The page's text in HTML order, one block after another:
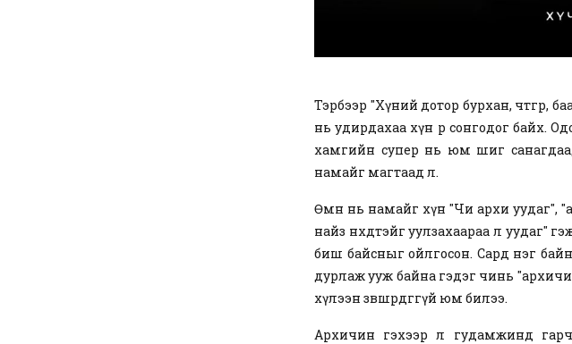
Тэрбээр "Хүний дотор бурхан, чөтгөр,
нь удирдахаа хүн өөрөө сонгодог
хамгийн супер нь юм шиг
намайг магтаад л.
Өмнө нь намайг хүн "Чи архи уудаг",
найз нөхөдтэйгөө уулзахаараа л
биш байсныг ойлгосон. Сард нэг
дурлаж ууж байна гэдэг чинь
хүлээн зөвшөөрдөггүй юм билээ.
Архичин гэхээр л гудамжинд